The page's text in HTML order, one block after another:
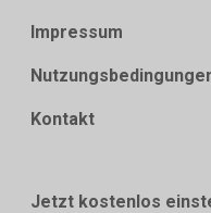
Impressum
Kontakt
Jetzt kostenlos